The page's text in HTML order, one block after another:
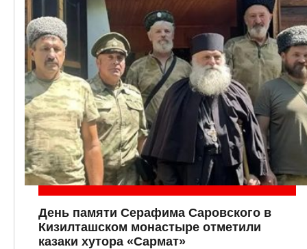
День памяти Серафима Саровского в
Кизилташском монастыре отметили
казаки хутора «Сармат»